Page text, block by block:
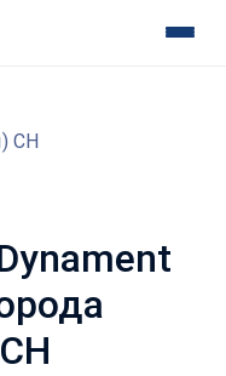
CH